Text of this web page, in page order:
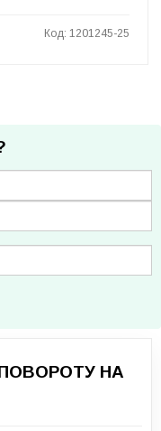
Код: 1201245-25
НА